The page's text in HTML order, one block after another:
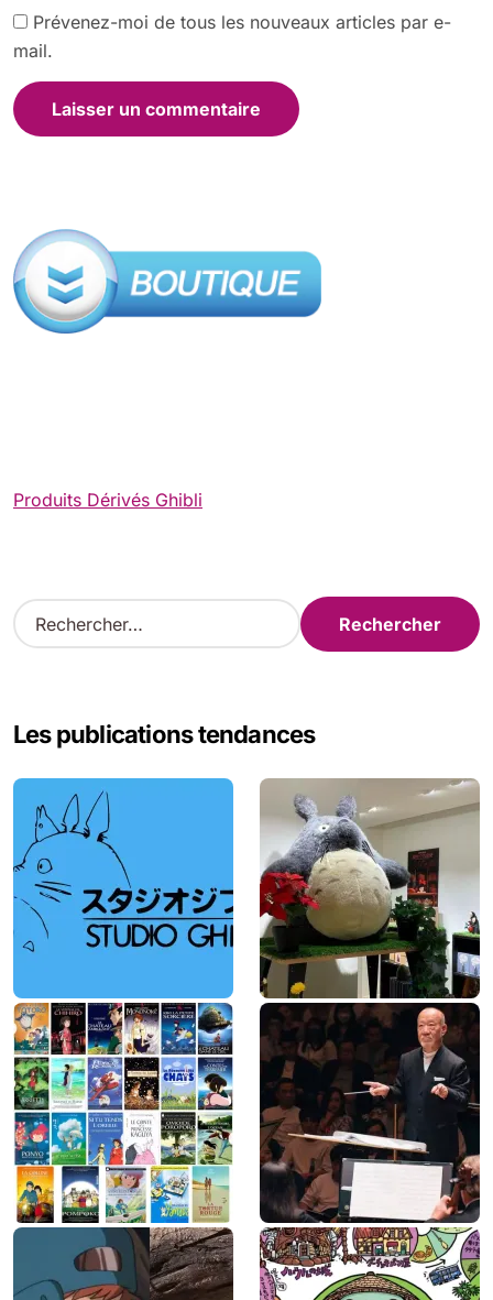
Prévenez-moi de tous les nouveaux articles par e-
mail.
Produits Dérivés Ghibli
R
e
r
h
:
Les publications tendances